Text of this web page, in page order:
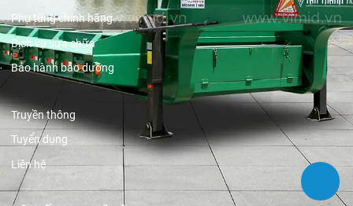
Phụ tùng chính hãng
Dịch vụ sửa chữa
Bảo hành bảo dưỡng
Truyền thông
Tuyển dụng
Liên hệ